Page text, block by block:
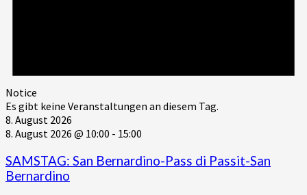
Notice
Es gibt keine Veranstaltungen an diesem Tag.
8. August 2026
8. August 2026 @ 10:00 - 15:00
SAMSTAG: San Bernardino-Pass di Passit-San
Bernardino